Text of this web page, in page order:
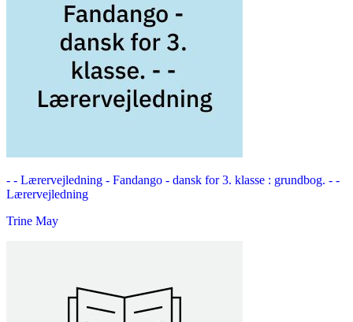
- - Lærervejledning - Fandango - dansk for 3. klasse : grundbog. - -
Lærervejledning
Trine May